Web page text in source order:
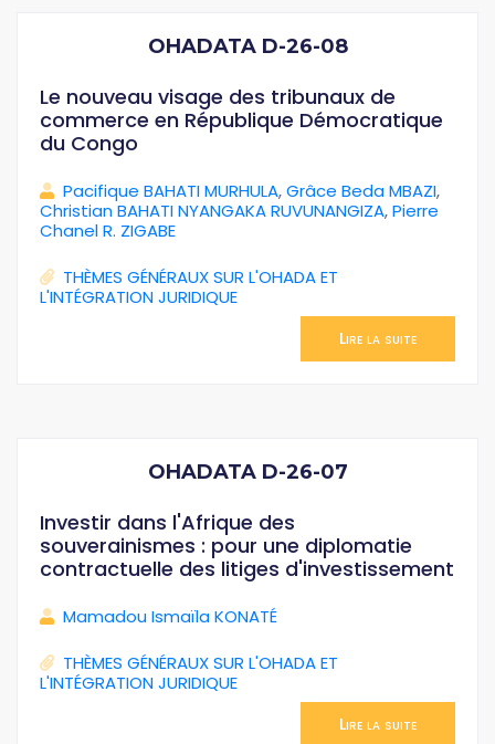
OHADATA D-26-08
Le nouveau visage des tribunaux de
commerce en République Démocratique
du Congo
Pacifique BAHATI MURHULA,Grâce Beda MBAZI,
Christian BAHATI NYANGAKA RUVUNANGIZA,Pierre
Chanel R. ZIGABE
THÈMES GÉNÉRAUX SUR L'OHADA ET
L'INTÉGRATION JURIDIQUE
Lire la suite
OHADATA D-26-07
Investir dans l'Afrique des
souverainismes : pour une diplomatie
contractuelle des litiges d'investissement
Mamadou Ismaïla KONATÉ
THÈMES GÉNÉRAUX SUR L'OHADA ET
L'INTÉGRATION JURIDIQUE
Lire la suite